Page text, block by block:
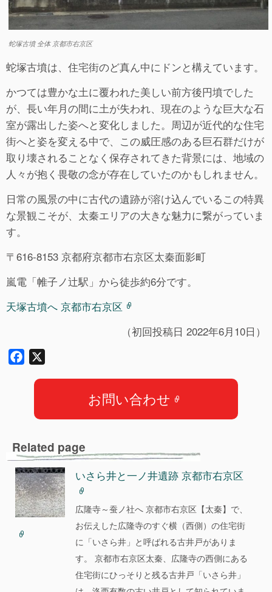
蛇塚古墳 全体 京都市右京区
蛇塚古墳は、住宅街のど真ん中にドンと構えています。
かつては豊かな土に覆われた美しい前方後円墳でした
が、長い年月の間に土が失われ、現在のような巨大な石
室が露出した姿へと変化しました。周辺が近代的な住宅
街へと姿を変える中で、この威圧感のある巨石群だけが
取り壊されることなく保存されてきた背景には、地域の
人々が抱く畏敬の念が存在していたのかもしれません。
日常の風景の中に古代の遺跡が溶け込んでいるこの特異
な景観こそが、太秦エリアの大きな魅力に繋がっていま
す。
〒616-8153 京都府京都市右京区太秦面影町
嵐電「帷子ノ辻駅」から徒歩約6分です。
天塚古墳へ 京都市右京区
（初回投稿日 2022年6月10日）
o
k
お問い合わせ
Related page
いさら井と一ノ井遺跡 京都市右京区
広隆寺～蚕ノ社へ 京都市右京区【太秦】で、
お伝えした広隆寺のすぐ横（西側）の住宅街
に「いさら井」と呼ばれる古井戸がありま
す。 京都市右京区太秦、広隆寺の西側にある
住宅街にひっそりと残る古井戸「いさら井」